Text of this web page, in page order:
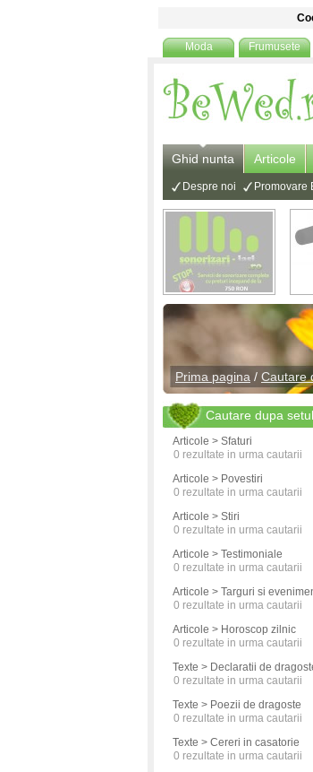
Moda Frumusete
Ghid nunta Articole
Despre noi Promovare
Prima pagina / Cautare
cautare
Cautare dupa
Articole > Sfaturi
0 rezultate in urma cautarii
Articole > Povestiri
0 rezultate in urma cautarii
Articole > Stiri
0 rezultate in urma cautarii
Articole > Testimoniale
0 rezultate in urma cautarii
Articole > Targuri si
0 rezultate in urma cautarii
Articole > Horoscop zilnic
0 rezultate in urma cautarii
Texte > Declaratii de
0 rezultate in urma cautarii
Texte > Poezii de dragoste
0 rezultate in urma cautarii
Texte > Cereri in casatorie
0 rezultate in urma cautarii